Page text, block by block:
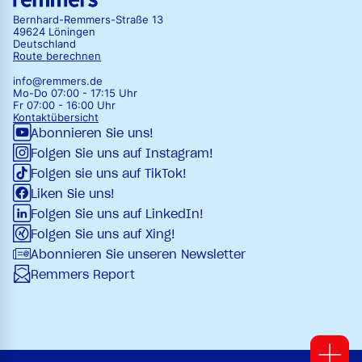
Bernhard-Remmers-Straße 13
49624 Löningen
Deutschland
Route berechnen
info@remmers.de
Mo-Do 07:00 - 17:15 Uhr
Fr 07:00 - 16:00 Uhr
Kontaktübersicht
Abonnieren Sie uns!
Folgen Sie uns auf Instagram!
Folgen sie uns auf TikTok!
Liken Sie uns!
Folgen Sie uns auf LinkedIn!
Folgen Sie uns auf Xing!
Abonnieren Sie unseren Newsletter
Remmers Report